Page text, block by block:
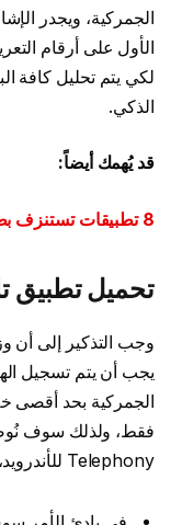
الجمركية، ويجدر
الأول على أرقام
لكي يتم تحليل كافة
الذكي.
قد يُهمك أيضاً:
8 تطبيقات تستنزف بطارية الهاتف بسرعة البرق.. تعرف عليها
تحميل تطبيق
وجب التذكير إلى أن
يجب أن يتم تسجيل
فقط، ولذلك سوف
Telephony للأندرويد، وذلك يتمثل في الخطوات القلائل أدناه: